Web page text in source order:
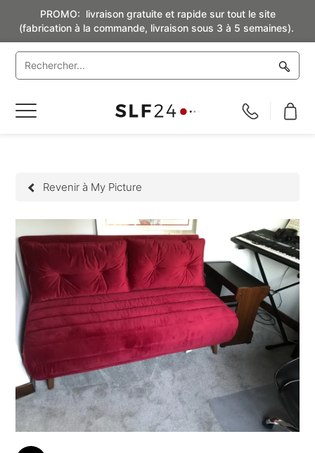
PROMO: livraison gratuite et rapide sur tout le site
(fabrication à la commande, livraison sous 3 à 5 semaines).
Basculer
Revenir à My Picture